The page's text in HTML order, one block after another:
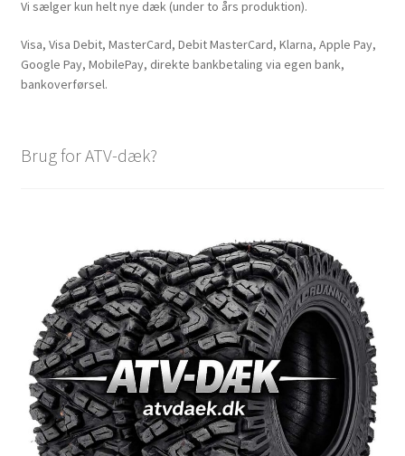
Vi sælger kun helt nye dæk (under to års produktion).
Visa, Visa Debit, MasterCard, Debit MasterCard, Klarna, Apple Pay,
Google Pay, MobilePay, direkte bankbetaling via egen bank,
bankoverførsel.
Brug for ATV-dæk?